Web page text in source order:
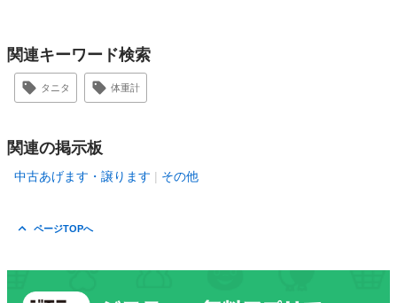
関連キーワード検索
タニタ 体重計
関連の掲示板
中古あげます・譲ります その他
ページTOPへ